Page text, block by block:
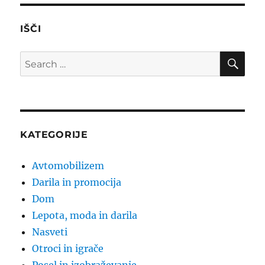
IŠČI
Search
for:
KATEGORIJE
Avtomobilizem
Darila in promocija
Dom
Lepota, moda in darila
Nasveti
Otroci in igrače